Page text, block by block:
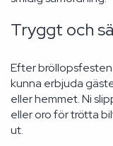
Tryggt och
Efter
kunna erbjuda
eller hemmet. Ni
eller oro för trötta
ut.